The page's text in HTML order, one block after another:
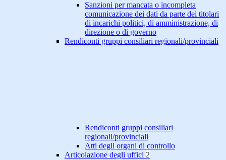
Sanzioni per mancata o incompleta
comunicazione dei dati da parte dei titolari
di incarichi politici, di amministrazione, di
direzione o di governo
Rendiconti gruppi consiliari regionali/provinciali
Rendiconti gruppi consiliari
regionali/provinciali
Atti degli organi di controllo
Articolazione degli uffici 2